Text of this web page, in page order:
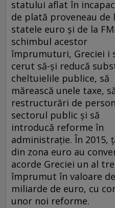
statului aflat în
de plată proveneau de
statele euro și de la
schimbul acestor
împrumuturi, Greciei i
cerut să-și reducă
cheltuielile publice, să
mărească unele taxe,
restructurări de
sectorul public și să
introducă reforme în
administrație. În 2015,
din zona euro au
acorde Greciei un al
împrumut în valoare
miliarde de euro, cu
unor noi reforme.